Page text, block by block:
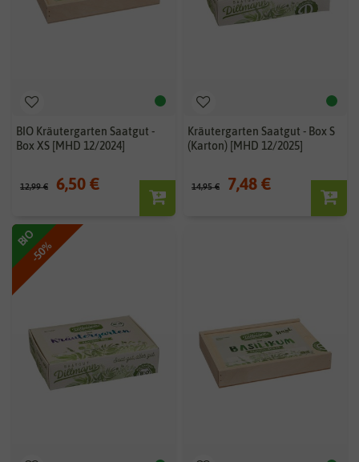
BIO Kräutergarten Saatgut -
Box XS [MHD 12/2024]
12,99 € 6,50 €
Kräutergarten Saatgut - Box S
(Karton) [MHD 12/2025]
14,95 € 7,48 €
-50%
BIO